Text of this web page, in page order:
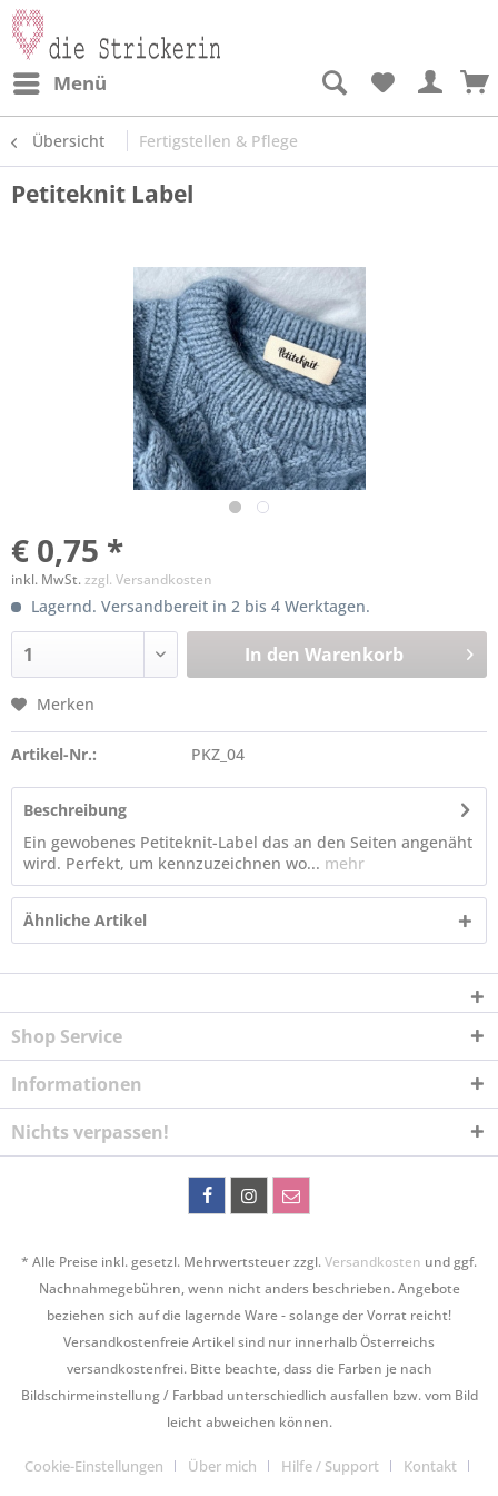
Menü
Übersicht Fertigstellen & Pflege
Petiteknit Label
€ 0,75 *
inkl. MwSt.zzgl. Versandkosten
Lagernd. Versandbereit in 2 bis 4 Werktagen.
In den Warenkorb
Merken
Artikel-Nr.: PKZ_04
Beschreibung
Ein gewobenes Petiteknit-Label das an den Seiten angenäht
wird. Perfekt, um kennzuzeichnen wo... mehr
Ähnliche Artikel
Shop Service
Informationen
Nichts verpassen!
* Alle Preise inkl. gesetzl. Mehrwertsteuer zzgl.Versandkosten und ggf.
Nachnahmegebühren, wenn nicht anders beschrieben. Angebote
beziehen sich auf die lagernde Ware - solange der Vorrat reicht!
Versandkostenfreie Artikel sind nur innerhalb Österreichs
versandkostenfrei. Bitte beachte, dass die Farben je nach
Bildschirmeinstellung / Farbbad unterschiedlich ausfallen bzw. vom Bild
leicht abweichen können.
Cookie-Einstellungen Über mich Hilfe / Support
Kontakt